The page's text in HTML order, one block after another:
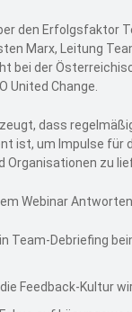
den Erfolgsfaktor
Marx, Leitung
bei der
United Change.
dass
ist, um Impulse für
Organisationen zu
Webinar
Team-Debriefing
Feedback-Kultur